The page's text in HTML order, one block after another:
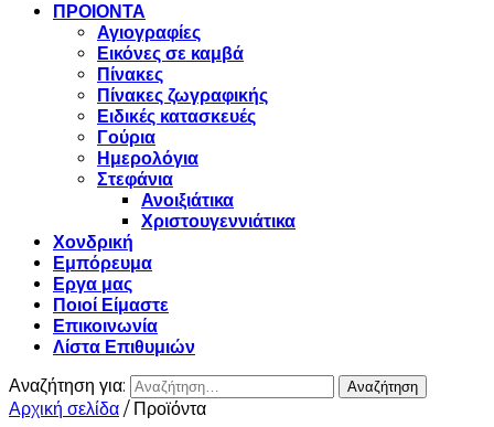
ΠΡΟΙΟΝΤΑ
Αγιογραφίες
Εικόνες σε καμβά
Πίνακες
Πίνακες ζωγραφικής
Ειδικές κατασκευές
Γούρια
Ημερολόγια
Στεφάνια
Ανοιξιάτικα
Χριστουγεννιάτικα
Χονδρική
Εμπόρευμα
Εργα μας
Ποιοί Είμαστε
Επικοινωνία
Λίστα Επιθυμιών
Αναζήτηση για:
Αρχική σελίδα / Προϊόντα